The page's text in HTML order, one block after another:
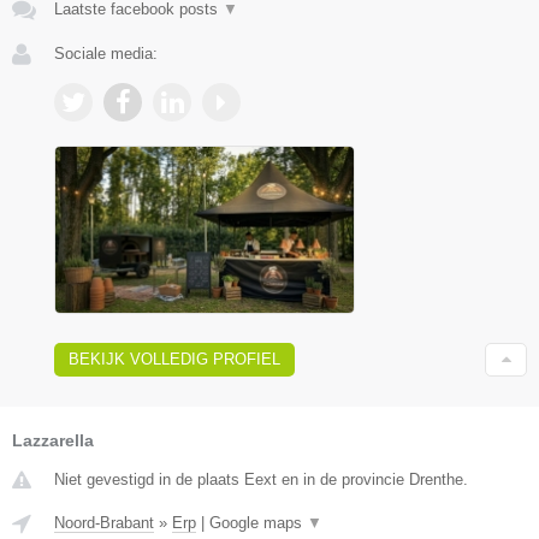
Laatste facebook posts ▼
Sociale media:
BEKIJK VOLLEDIG PROFIEL
Lazzarella
Niet gevestigd in de plaats Eext en in de provincie Drenthe.
Noord-Brabant » Erp Google maps ▼